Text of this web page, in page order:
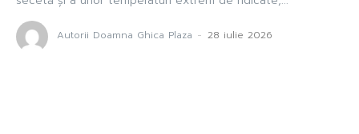
Autorii Doamna Ghica Plaza - 28 iulie 2026